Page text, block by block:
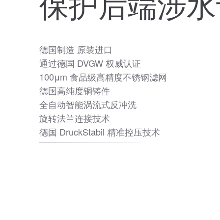
德国制造 原装进口
通过德国 DVGW 权威认证
100μm 食品级高精度不锈钢滤网
德国高纯度铜铸件
全自动智能涡流式反冲洗
旋转法兰连接技术
德国 DruckStabil 精准控压技术